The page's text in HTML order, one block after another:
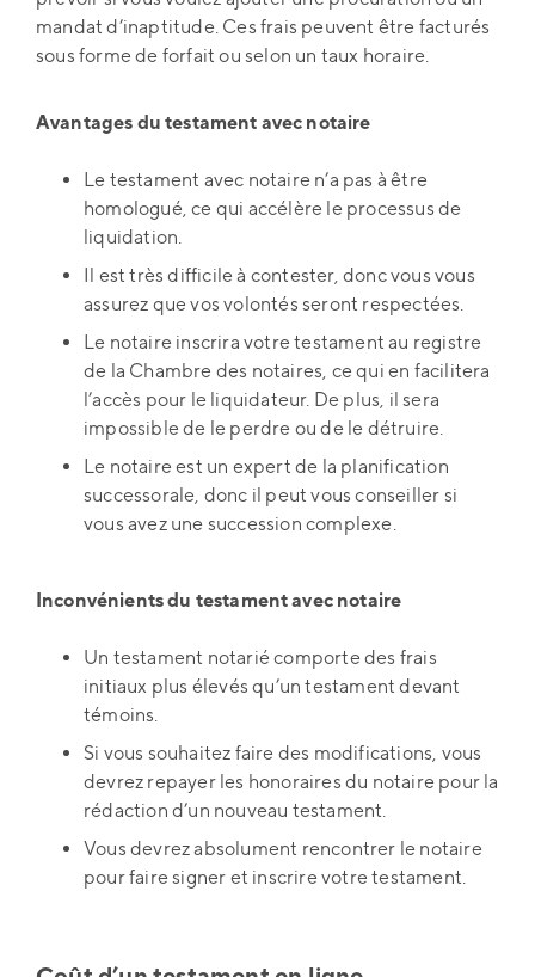
mandat d’inaptitude. Ces frais peuvent être facturés
sous forme de forfait ou selon un taux horaire.
Avantages du testament avec notaire
Le testament avec notaire n’a pas à être
homologué, ce qui accélère le processus de
liquidation.
Il est très difficile à contester, donc vous vous
assurez que vos volontés seront respectées.
Le notaire inscrira votre testament au registre
de la Chambre des notaires, ce qui en facilitera
l’accès pour le liquidateur. De plus, il sera
impossible de le perdre ou de le détruire.
Le notaire est un expert de la planification
successorale, donc il peut vous conseiller si
vous avez une succession complexe.
Inconvénients du testament avec notaire
Un testament notarié comporte des frais
initiaux plus élevés qu’un testament devant
témoins.
Si vous souhaitez faire des modifications, vous
devrez repayer les honoraires du notaire pour la
rédaction d’un nouveau testament.
Vous devrez absolument rencontrer le notaire
pour faire signer et inscrire votre testament.